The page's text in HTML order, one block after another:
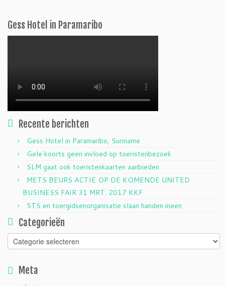
Gess Hotel in Paramaribo
Recente berichten
Gess Hotel in Paramaribo, Suriname
Gele koorts geen invloed op toeristenbezoek
SLM gaat ook toeristenkaarten aanbieden
METS BEURS ACTIE OP DE KOMENDE UNITED
BUSINESS FAIR 31 MRT. 2017 KKF
STS en toergidsenorganisatie slaan handen ineen
Categorieën
Categorieën
Meta